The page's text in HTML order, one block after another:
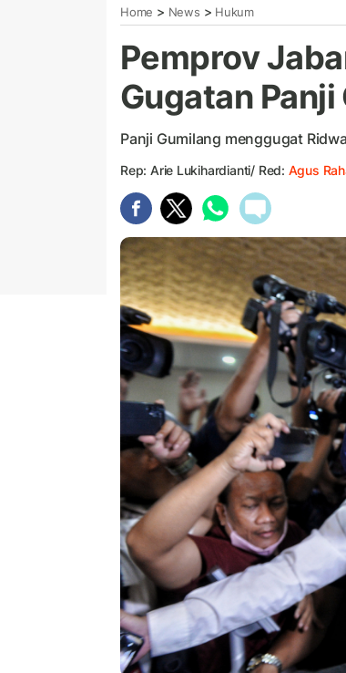
Home > News > Hukum
Pemprov
Gugatan
Panji Gumilang menggugat
Rep: Arie Lukihardianti/ Red: Agus